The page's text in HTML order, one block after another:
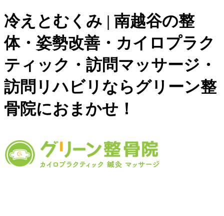
冷えとむくみ | 南越谷の整
体・姿勢改善・カイロプラク
ティック・訪問マッサージ・
訪問リハビリならグリーン整
骨院におまかせ！